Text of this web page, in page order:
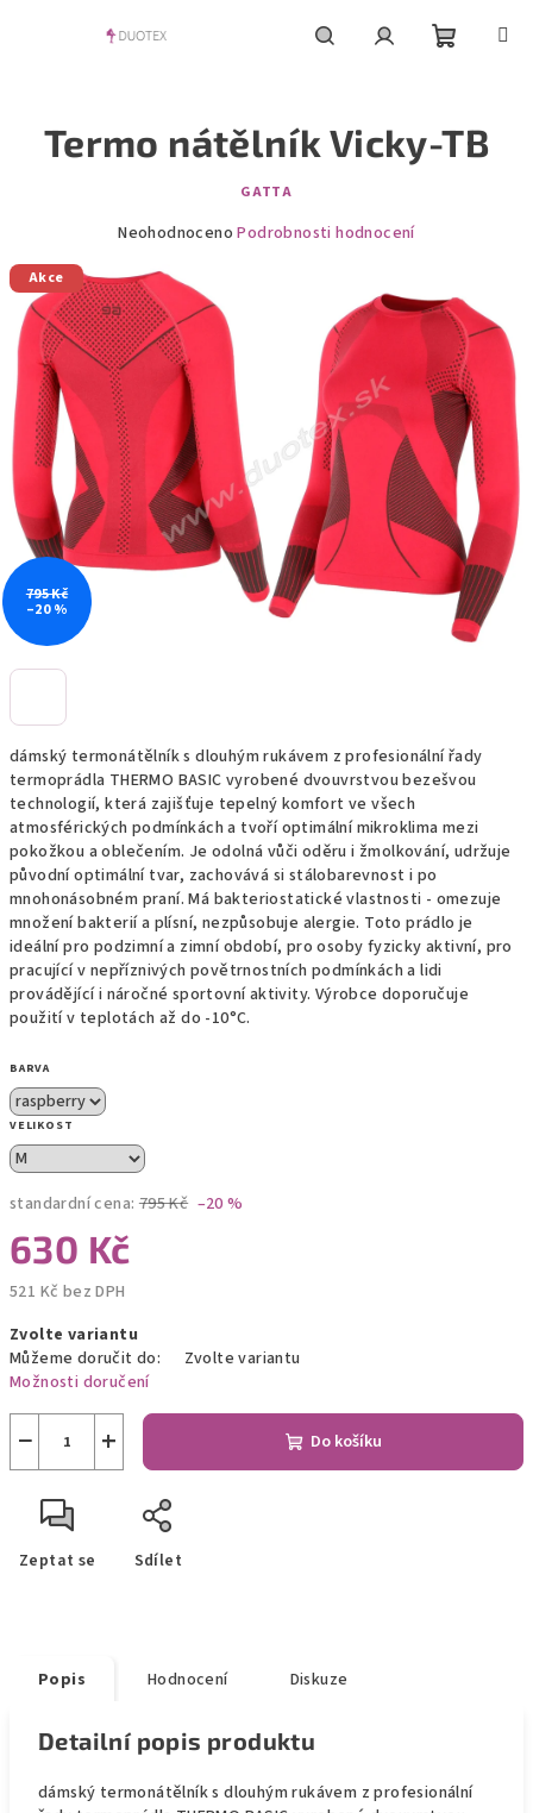
košík
dámský termonátělník s dlouhým rukávem z profesionální řady
termoprádla THERMO BASIC vyrobené dvouvrstvou bezešvou
technologií, která zajišťuje tepelný komfort ve všech
atmosférických podmínkách a tvoří optimální mikroklima mezi
pokožkou a oblečením. Je odolná vůči oděru i žmolkování, udržuje
původní optimální tvar, zachovává si stálobarevnost i po
mnohonásobném praní. Má bakteriostatické vlastnosti - omezuje
množení bakterií a plísní, nezpůsobuje alergie. Toto prádlo je
ideální pro podzimní a zimní období, pro osoby fyzicky aktivní, pro
pracující v nepříznivých povětrnostních podmínkách a lidi
provádějící i náročné sportovní aktivity. Výrobce doporučuje
použití v teplotách až do -10°C.
BARVA
VELIKOST
standardní cena: 795 Kč –20 %
630 Kč
521 Kč bez DPH
cena:
Zvolte variantu
Můžeme doručit do:
Zvolte variantu
Možnosti doručení
+
− Do košíku
Zeptat se Sdílet
Termo nátělník Vicky-TB
GATTA
Průměrné
produktu
je
0,0
z
5
hvězdiček.
Neohodnoceno Podrobnosti hodnocení
Akce
795 Kč
–20 %
Popis Hodnocení Diskuze
Detailní popis produktu
dámský termonátělník s dlouhým rukávem z profesionální